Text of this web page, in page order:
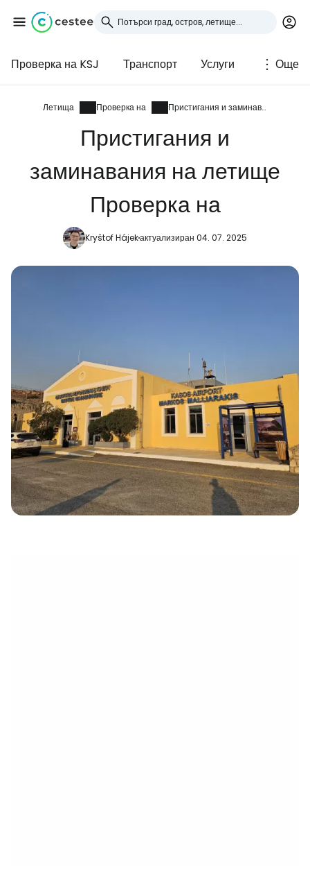
Проверка на KSJ Транспорт Услуги Още
Летища Проверка на Пристигания и заминавания
Пристигания и
заминавания на летище
Проверка на
Kryštof Hájekактуализиран 04. 07. 2025
Влезте в Cestee
... световната общност на туристите
Продължете с Facebook
Продължете с имейл